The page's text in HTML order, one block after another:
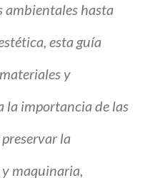
ambientales hasta
esta guía
y
la importancia de las
la
maquinaria,